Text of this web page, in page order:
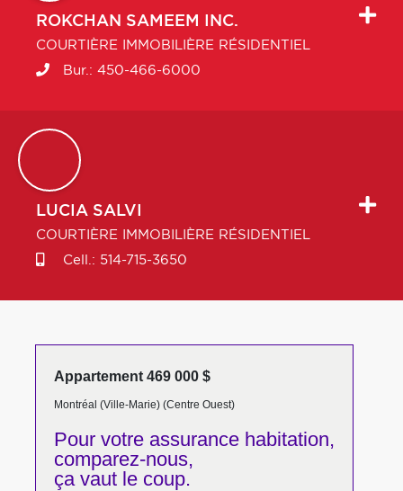
ROKCHAN SAMEEM INC.
COURTIÈRE IMMOBILIÈRE RÉSIDENTIEL
Bur.: 450-466-6000
LUCIA SALVI
COURTIÈRE IMMOBILIÈRE RÉSIDENTIEL
Cell.: 514-715-3650
Appartement 469 000 $
Montréal (Ville-Marie) (Centre Ouest)
Pour votreassurance habitation,
comparez-nous,
ça vaut le coup.